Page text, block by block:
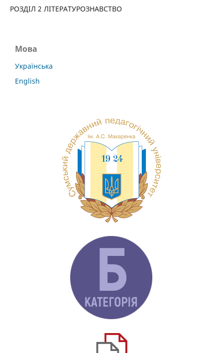
РОЗДІЛ 2 ЛІТЕРАТУРОЗНАВСТВО
Мова
Українська
English